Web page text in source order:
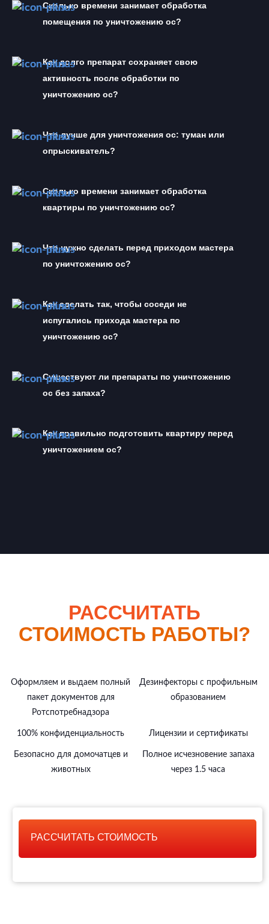
Сколько времени занимает обработка
помещения по уничтожению ос?
Как долго препарат сохраняет свою
активность после обработки по
уничтожению ос?
Что лучше для уничтожения ос: туман или
опрыскиватель?
Сколько времени занимает обработка
квартиры по уничтожению ос?
Что нужно сделать перед приходом мастера
по уничтожению ос?
Как сделать так, чтобы соседи не
испугались прихода мастера по
уничтожению ос?
Существуют ли препараты по уничтожению
ос без запаха?
Как правильно подготовить квартиру перед
уничтожением ос?
РАССЧИТАТЬ
СТОИМОСТЬ РАБОТЫ?
Оформляем и выдаем полный
пакет документов для
Ротспотребнадзора
Дезинфекторы с профильным
образованием
100% конфиденциальность Лицензии и сертификаты
Безопасно для домочатцев и
животных
Полное исчезновение запаха
через 1.5 часа
РАССЧИТАТЬ СТОИМОСТЬ